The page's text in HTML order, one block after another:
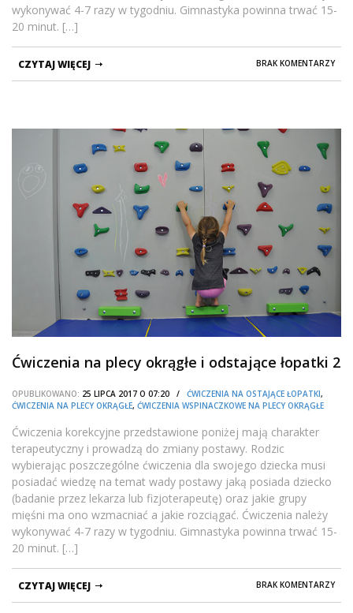
wykonywać 4-7 razy w tygodniu. Gimnastyka powinna trwać 15-
20 minut. […]
BRAK KOMENTARZY
CZYTAJ WIĘCEJ
Ćwiczenia na plecy okrągłe i odstające łopatki 2
OPUBLIKOWANO: 25 LIPCA 2017 O 07:20 / ĆWICZENIA NA OSTAJĄCE ŁOPATKI,
ĆWICZENIA NA PLECY OKRĄGŁE, ĆWICZENIA WSPINACZKOWE NA PLECY OKRĄGŁE
Ćwiczenia korekcyjne przedstawione poniżej mają charakter
terapeutyczny i prowadzą do zmiany postawy. Rodzic
wybierając poszczególne ćwiczenia dla swojego dziecka musi
posiadać wiedzę na temat wady postawy jaką posiada dziecko
(badanie przez lekarza lub fizjoterapeutę) oraz jakie grupy
mięśni ma ono wzmacniać a jakie rozciągać. Ćwiczenia należy
wykonywać 4-7 razy w tygodniu. Gimnastyka powinna trwać 15-
20 minut. […]
BRAK KOMENTARZY
CZYTAJ WIĘCEJ